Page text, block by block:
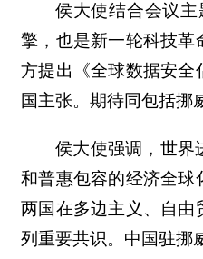
侯大使结合会议
擎，也是新一轮科技革
方提出《全球数据安全
国主张。期待同包括挪
侯大使强调，世界
和普惠包容的经济全球
两国在多边主义、自由
列重要共识。中国驻挪